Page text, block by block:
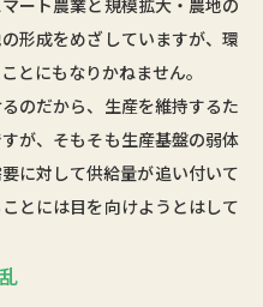
ート農業と規模拡大・農地の
形成をめざしていますが、環
とにもなりかねません。
のだから、生産を維持するた
が、そもそも生産基盤の弱体
に対して供給量が追い付いて
とには目を向けようとはして